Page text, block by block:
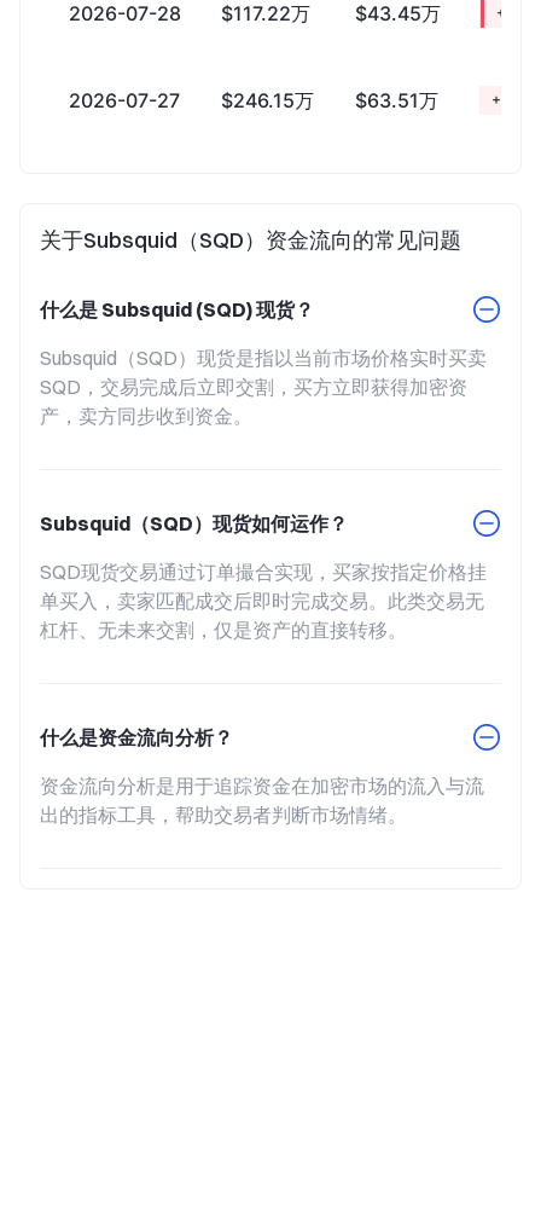
2026-07-28 $117.22万 $43.45万
2026-07-27 $246.15万 $63.51万
关于Subsquid（SQD）资金流向的常见问题
什么是 Subsquid (SQD) 现货？
Subsquid（SQD）现货是指以当前市场价格实时买卖
SQD，交易完成后立即交割，买方立即获得加密资
产，卖方同步收到资金。
Subsquid（SQD）现货如何运作？
SQD现货交易通过订单撮合实现，买家按指定价格挂
单买入，卖家匹配成交后即时完成交易。此类交易无
杠杆、无未来交割，仅是资产的直接转移。
什么是资金流向分析？
资金流向分析是用于追踪资金在加密市场的流入与流
出的指标工具，帮助交易者判断市场情绪。